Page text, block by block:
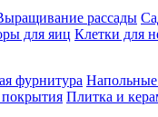
рассады
для яиц Клетки для
фурнитура Напольные
Плитка и